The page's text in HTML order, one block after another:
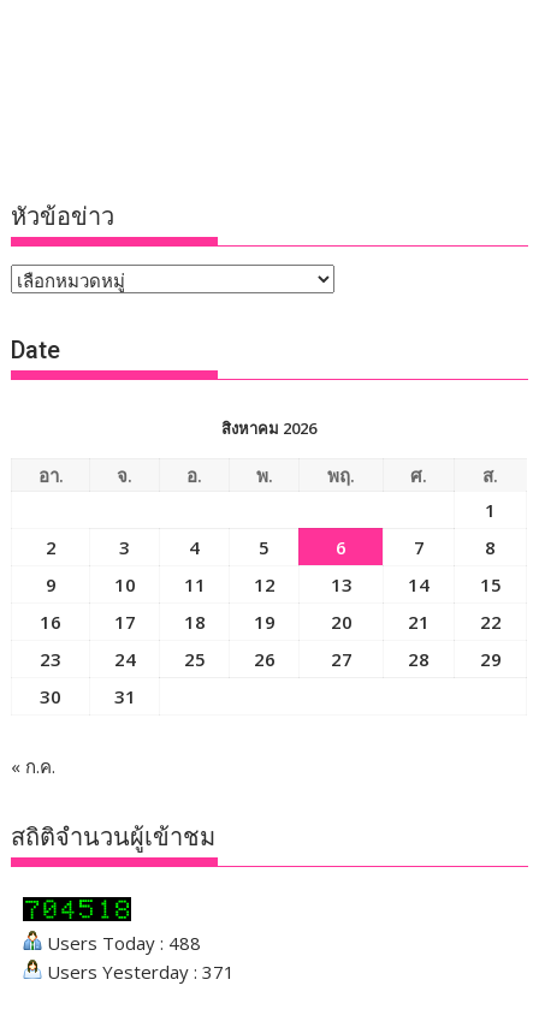
หัวข้อข่าว
หัวข้อ
Date
สิงหาคม 2026
อา. จ. อ. พ. พฤ. ศ.
ส.
1
2
3 4 5 6 7
8
9
10 11 12 13 14
15
16
17 18 19 20 21
22
23
24 25 26 27 28
29
30
31
« ก.ค.
สถิติจำนวนผู้เข้าชม
Users Today : 488
Users Yesterday : 371